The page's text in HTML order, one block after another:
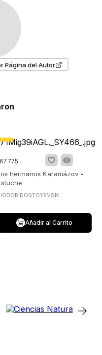
Página del Autor
.775
hermanos Karamázov -
DOSTOYEVSKI
Añadir al Carrito